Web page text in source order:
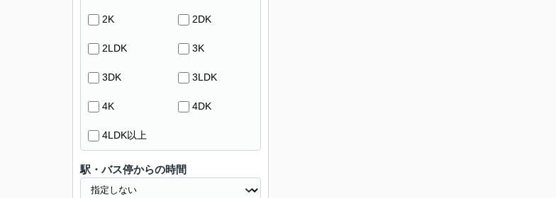
2K 2DK
2LDK 3K
3DK 3LDK
4K 4DK
4LDK以上
駅・バス停からの時間